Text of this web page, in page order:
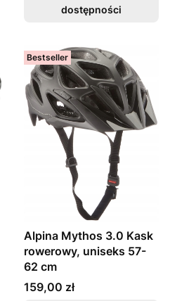
dostępności
Bestseller
Alpina Mythos 3.0 Kask
rowerowy, uniseks 57-
62 cm
Cena
159,00 zł